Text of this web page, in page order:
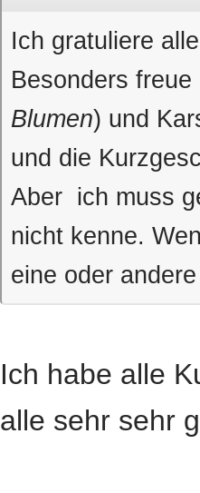
Ich gratuliere
Besonders
Blumen) und
und die
Aber ich muss
nicht kenne.
eine oder
Ich habe alle
alle sehr sehr